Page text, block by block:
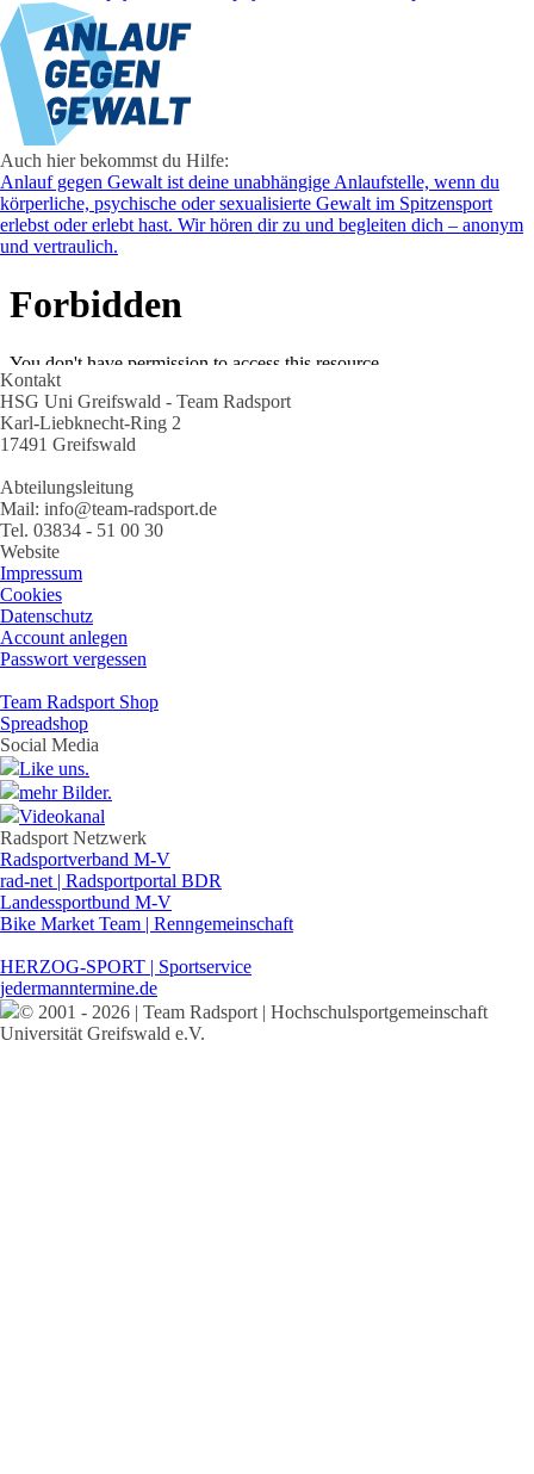
Auch hier bekommst du Hilfe:
Anlauf gegen Gewalt ist deine unabhängige Anlaufstelle, wenn du
körperliche, psychische oder sexualisierte Gewalt im Spitzensport
erlebst oder erlebt hast. Wir hören dir zu und begleiten dich – anonym
und vertraulich.
Kontakt
HSG Uni Greifswald - Team Radsport
Karl-Liebknecht-Ring 2
17491 Greifswald
Abteilungsleitung
Mail: info@team-radsport.de
Tel. 03834 - 51 00 30
Website
Impressum
Cookies
Datenschutz
Account anlegen
Passwort vergessen
Team Radsport Shop
Spreadshop
Social Media
Like uns.
mehr Bilder.
Videokanal
Radsport Netzwerk
Radsportverband M-V
rad-net | Radsportportal BDR
Landessportbund M-V
Bike Market Team | Renngemeinschaft
HERZOG-SPORT | Sportservice
jedermanntermine.de
© 2001 - 2026 | Team Radsport | Hochschulsportgemeinschaft
Universität Greifswald e.V.